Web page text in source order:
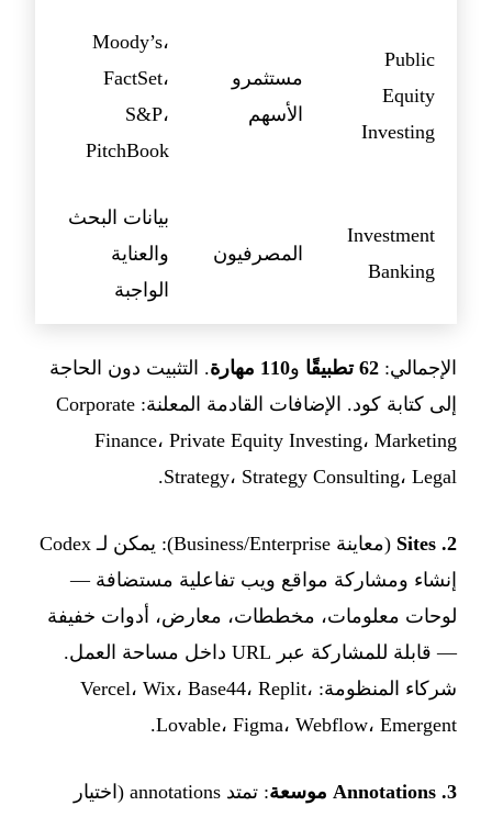
Public
Equity
Investing
مستثمرو
الأسهم
Moody’s،
FactSet،
S&P،
PitchBook
Investment
Banking
المصرفيون
بيانات البحث
والعناية
الواجبة
الإجمالي: 62 تطبيقًا و110 مهارة
. التثبيت دون الحاجة
إلى كتابة كود. الإضافات القادمة المعلنة: Corporate
Finance، Private Equity Investing، Marketing
Strategy، Strategy Consulting، Legal.
2. Sites
(معاينة Business/Enterprise): يمكن لـ Codex
إنشاء ومشاركة مواقع ويب تفاعلية مستضافة —
لوحات معلومات، مخططات، معارض، أدوات خفيفة
— قابلة للمشاركة عبر URL داخل مساحة العمل.
شركاء المنظومة: Vercel، Wix، Base44، Replit،
Lovable، Figma، Webflow، Emergent.
3. Annotations موسعة : تمتد annotations (اختيار